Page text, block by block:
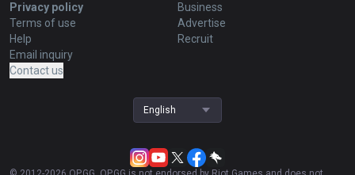
Privacy policy
Terms of use
Help
Email inquiry
Contact us
Business
Advertise
Recruit
English